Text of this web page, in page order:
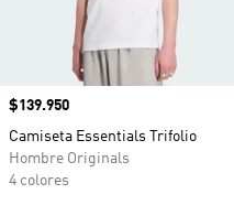
Precio
$139.950
Camiseta Essentials Trifolio
Hombre Originals
4 colores